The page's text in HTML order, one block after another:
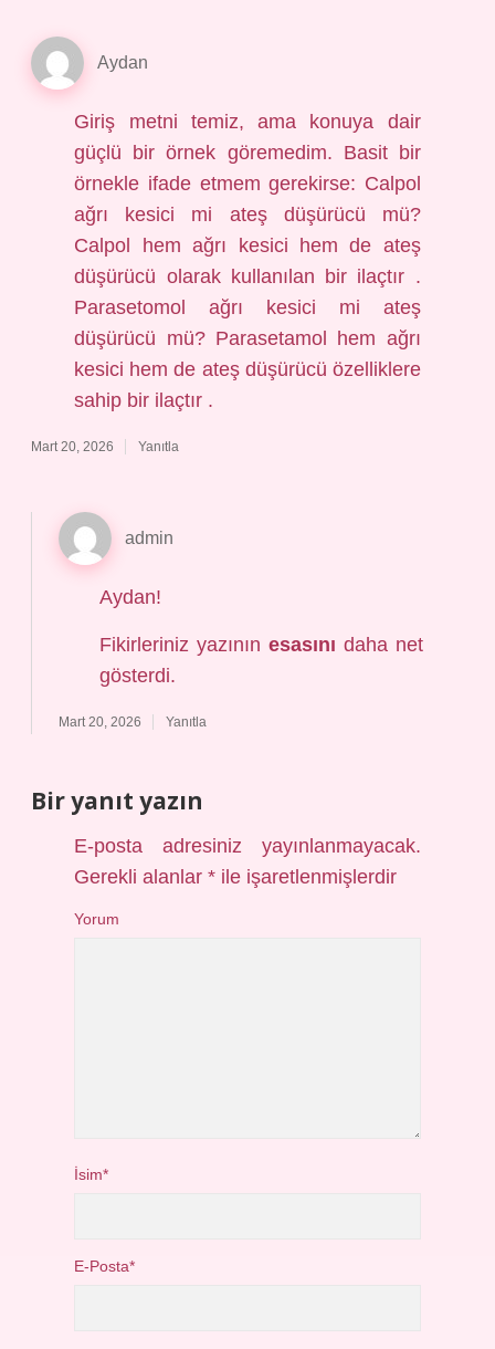
Aydan
Giriş metni temiz, ama konuya dair
güçlü bir örnek göremedim. Basit bir
örnekle ifade etmem gerekirse: Calpol
ağrı kesici mi ateş düşürücü mü?
Calpol hem ağrı kesici hem de ateş
düşürücü olarak kullanılan bir ilaçtır .
Parasetomol ağrı kesici mi ateş
düşürücü mü? Parasetamol hem ağrı
kesici hem de ateş düşürücü özelliklere
sahip bir ilaçtır .
Mart 20, 2026 Yanıtla
admin
Aydan!
Fikirleriniz yazının esasını daha net
gösterdi.
Mart 20, 2026 Yanıtla
Bir yanıt yazın
E-posta adresiniz yayınlanmayacak.
Gerekli alanlar* ile işaretlenmişlerdir
Yorum
İsim*
E-Posta*